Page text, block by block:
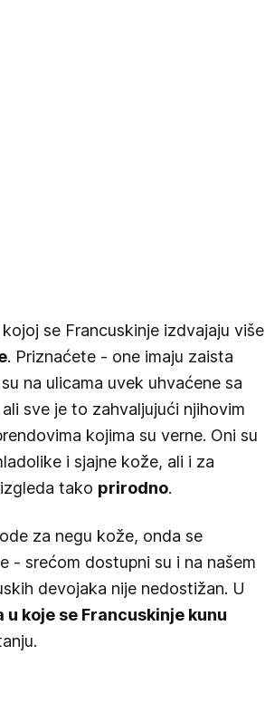
se Francuskinje izdvajaju više
. Priznaćete - one imaju zaista
na ulicama uvek uhvaćene sa
sve je to zahvaljujući njihovim
kojima su verne. Oni su
i sjajne kože, ali i za
tako prirodno.
za negu kože, onda se
- srećom dostupni su i na našem
devojaka nije nedostižan. U
u koje se Francuskinje kunu